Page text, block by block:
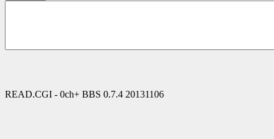
READ.CGI - 0ch+ BBS 0.7.4 20131106